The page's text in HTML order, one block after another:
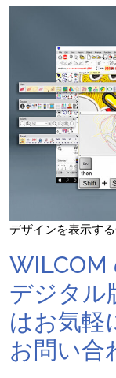
デザインを表示す
デジタル
はお気軽
お問い合